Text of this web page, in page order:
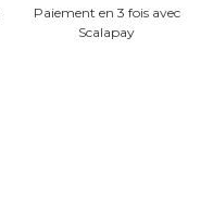
Paiement en 3 fois avec
Scalapay